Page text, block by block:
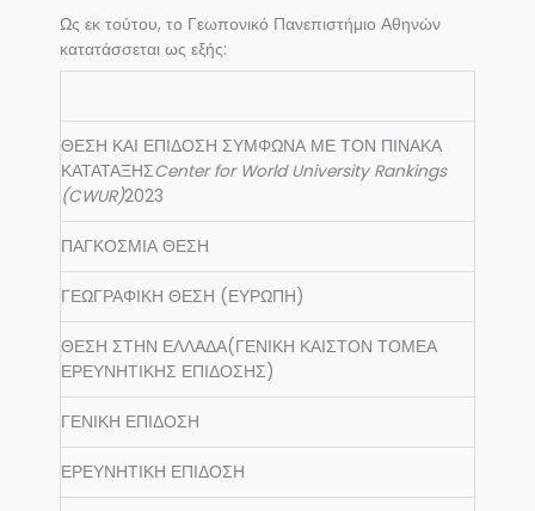
Ως εκ τούτου, το Γεωπονικό Πανεπιστήμιο Αθηνών
κατατάσσεται ως εξής:
ΘΕΣΗ ΚΑΙ ΕΠΙΔΟΣΗ ΣΥΜΦΩΝΑ ΜΕ ΤΟΝ ΠΙΝΑΚΑ
ΚΑΤΑΤΑΞΗΣCenter for World University Rankings
(CWUR)2023
ΠΑΓΚΟΣΜΙΑ ΘΕΣΗ
ΓΕΩΓΡΑΦΙΚΗ ΘΕΣΗ (ΕΥΡΩΠΗ)
ΘΕΣΗ ΣΤΗΝ ΕΛΛΑΔΑ(ΓΕΝΙΚΗ ΚΑΙΣΤΟΝ ΤΟΜΕΑ
ΕΡΕΥΝΗΤΙΚΗΣ ΕΠΙΔΟΣΗΣ)
ΓΕΝΙΚΗ ΕΠΙΔΟΣΗ
ΕΡΕΥΝΗΤΙΚΗ ΕΠΙΔΟΣΗ